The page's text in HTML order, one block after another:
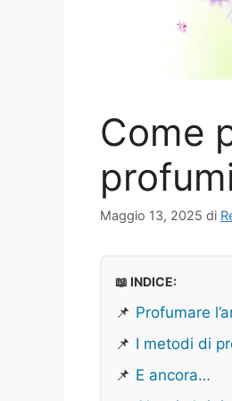
Come
Maggio 13, 2025 di
📖 INDICE:
📌 Profumare
📌 I metodi di
📌 E ancora…